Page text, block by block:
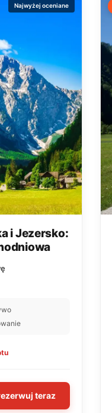
Najwyżej oceniane
i Jezersko:
teraz